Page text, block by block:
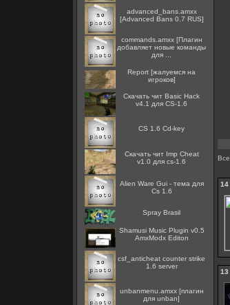
advanced_bans.amxx
[Advanced Bans 0.7 RUS]
commands.amxx [Плагин
добавляет новые команды
для ...
Report [жалуемся на
игроков]
Скачать чит Basic Hack
v4.1 для CS-1.6
CS 1.6 Cd-key
Скачать чит Imp Cheat
v1.0 для cs-1.6
Alien Ware Gui - тема для
Cs 1.6
Spray Brasil
Shamusi Music Plugin v0.5
AmxModx Editon
csf_anticheat counter strike
1.6 server
unbanmenu.amxx [плагин
для unban]
14
13